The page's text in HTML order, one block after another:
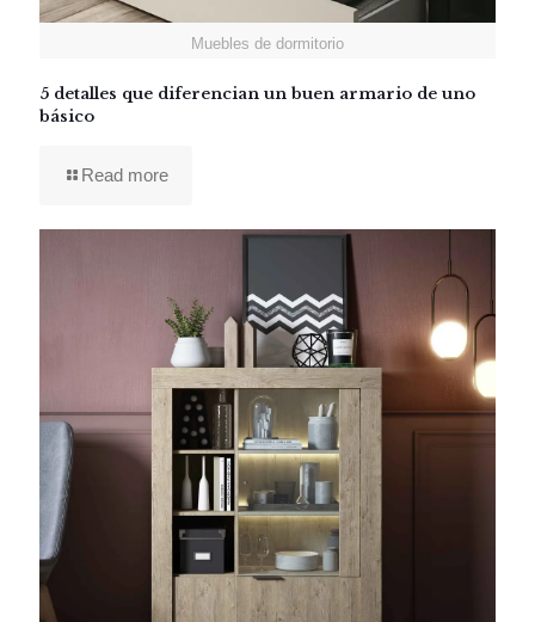
Muebles de dormitorio
5 detalles que diferencian un buen armario de uno
básico
Read more